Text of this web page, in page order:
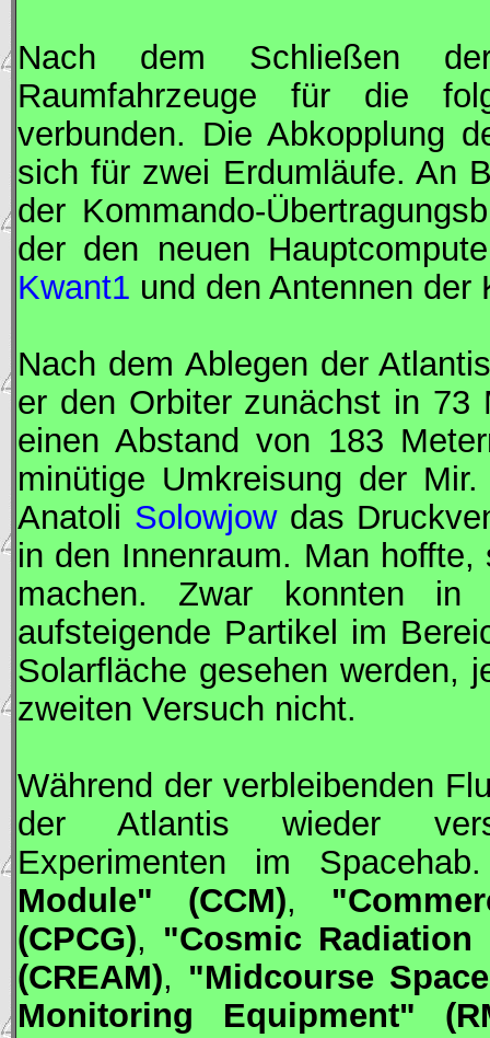
Nach dem Schließen
Raumfahrzeuge für die
verbunden. Die Abkopplung
sich für zwei Erdumläufe. An
der Kommando-
der den neuen
Kwant1 und den Antennen
Nach dem Ablegen der
er den Orbiter zunächst in 73
einen Abstand von 183
minütige Umkreisung der Mir.
Anatoli Solowjowdas
in den Innenraum. Man
machen. Zwar konnten in
aufsteigende Partikel im
Solarfläche gesehen werden,
zweiten Versuch nicht.
Während der verbleibenden
der Atlantis wieder
Experimenten im
Module" (CCM),
(CPCG), "Cosmic
(CREAM), "Midcourse
Monitoring Equipment"